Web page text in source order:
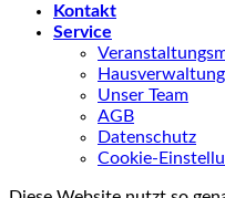
Kontakt
Service
Hausverwaltung
Unser Team
AGB
Datenschutz
Cookie-